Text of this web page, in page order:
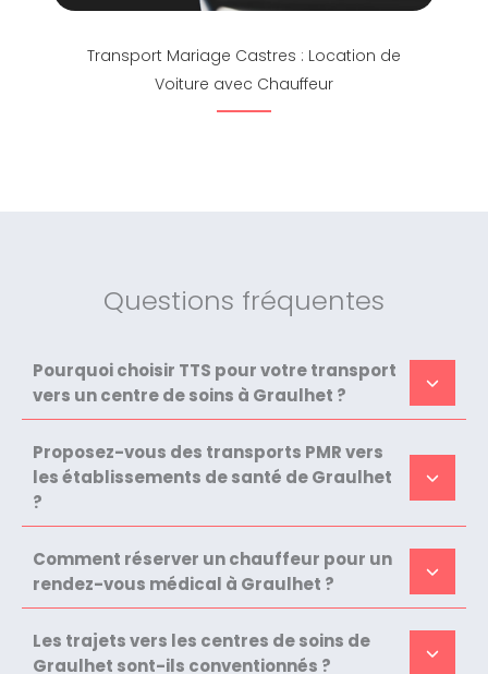
Transport Mariage Castres : Location de
Voiture avec Chauffeur
Questions fréquentes
Pourquoi choisir TTS pour votre transport
vers un centre de soins à Graulhet ?
Proposez-vous des transports PMR vers
les établissements de santé de Graulhet
?
Comment réserver un chauffeur pour un
rendez-vous médical à Graulhet ?
Les trajets vers les centres de soins de
Graulhet sont-ils conventionnés ?